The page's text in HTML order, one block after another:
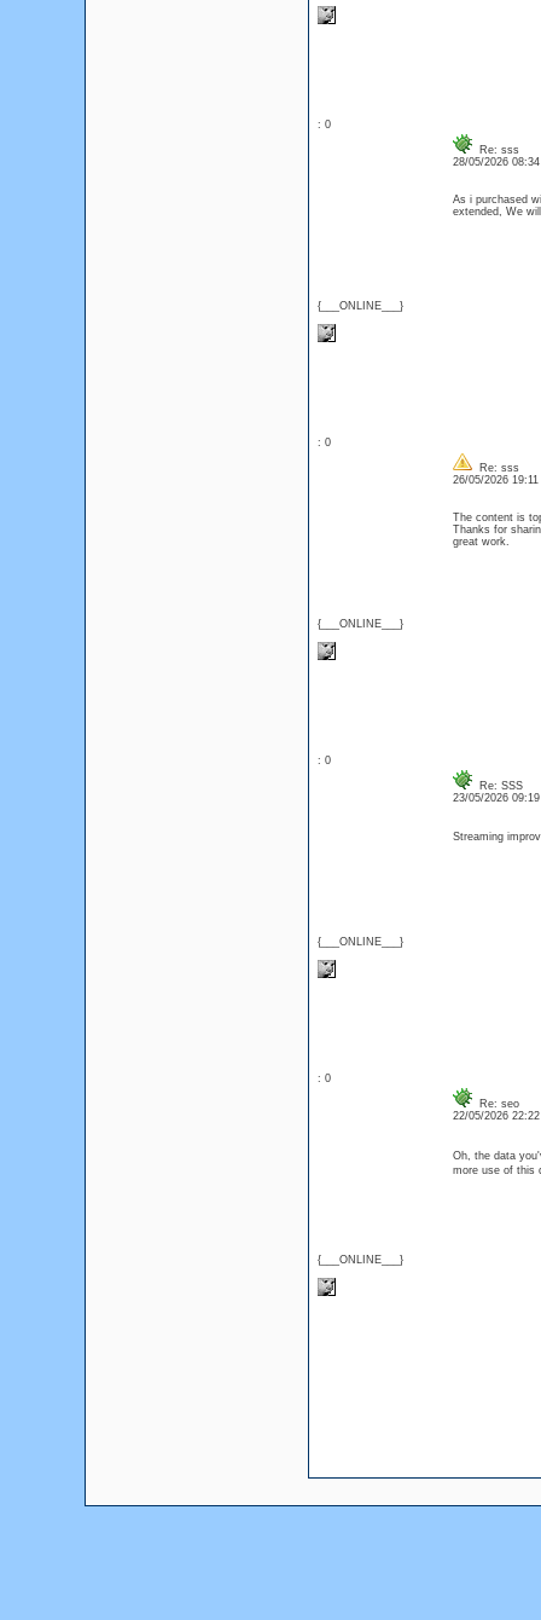
: 0
{___ONLINE___}
Re: sss
28/05/2026
As i purchased
extended, We
: 0
{___ONLINE___}
Re: sss
26/05/2026
The content is
Thanks for
great work.
: 0
{___ONLINE___}
Re: SSS
23/05/2026
Streaming
: 0
{___ONLINE___}
Re: seo
22/05/2026
Oh, the data
more use of this